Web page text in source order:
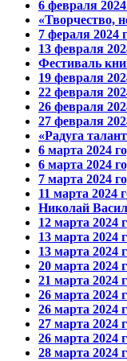
6 февраля
«Творчество,
7 фераля 2024
13 февраля
Фестиваль
19 февраля
22 февраля
26 февраля
27 февраля
«Радуга
6 марта 2024
6 марта 2024
7 марта 2024
11 марта 2024
Николай
12 марта 2024
13 марта 2024
13 марта 2024
20 марта 2024
21 марта 2024
26 марта 2024
26 марта 2024
27 марта 2024
26 марта 2024
28 марта 2024